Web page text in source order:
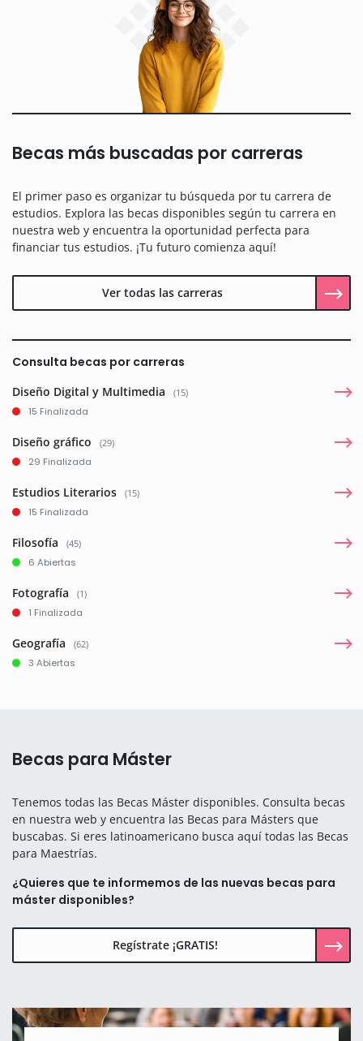
Becas más buscadas por carreras
El primer paso es organizar tu búsqueda por tu carrera de
estudios. Explora las becas disponibles según tu carrera en
nuestra web y encuentra la oportunidad perfecta para
financiar tus estudios. ¡Tu futuro comienza aquí!
Ver todas las carreras
Consulta becas por carreras
Diseño Digital y Multimedia (15)
15 Finalizada
Diseño gráfico (29)
29 Finalizada
Estudios Literarios (15)
15 Finalizada
Filosofía (45)
6 Abiertas
Fotografía (1)
1 Finalizada
Geografía (62)
3 Abiertas
Becas para Máster
Tenemos todas las Becas Máster disponibles. Consulta becas
en nuestra web y encuentra las Becas para Másters que
buscabas. Si eres latinoamericano busca aquí todas las Becas
para Maestrías.
¿Quieres que te informemos de las nuevas becas para
máster disponibles?
Regístrate ¡GRATIS!